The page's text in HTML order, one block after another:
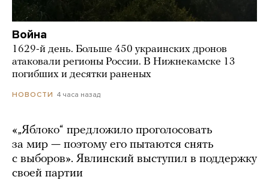
Война
1629-й день. Больше 450 украинских дронов
атаковали регионы России. В Нижнекамске 13
погибших и десятки раненых
НОВОСТИ 4 часа назад
«„Яблоко“ предложило проголосовать
за мир — поэтому его пытаются снять
с выборов». Явлинский выступил в поддержку
своей партии